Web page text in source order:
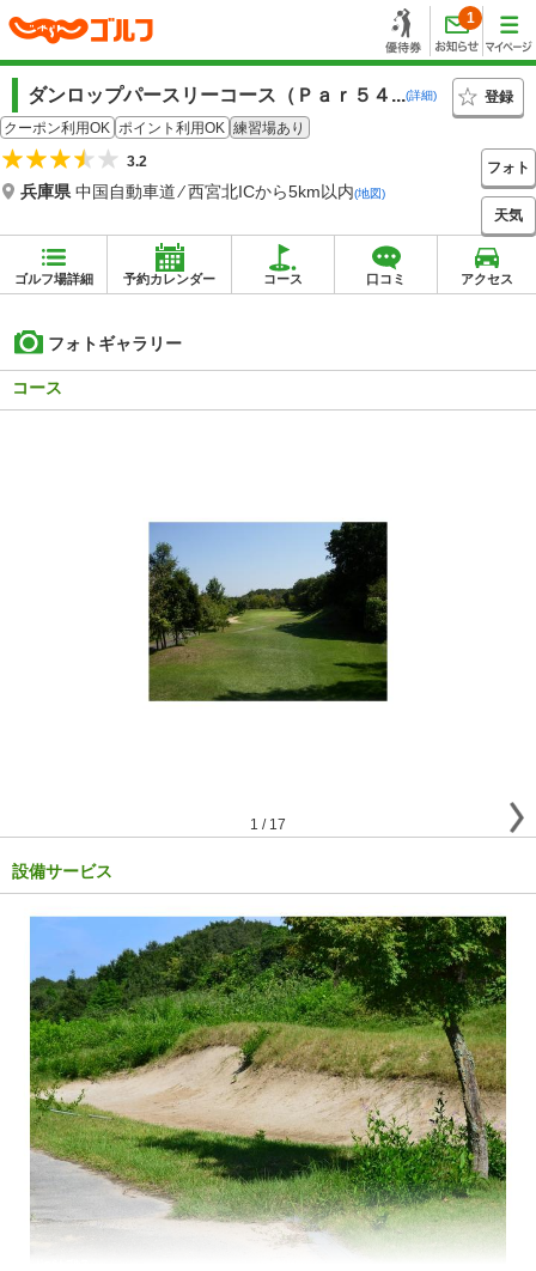
1
ダンロップパースリーコース（Ｐａｒ５４...(詳細)
登録
クーポン利用OK ポイント利用OK 練習場あり
3.2
兵庫県 中国自動車道 ⁄ 西宮北ICから5km以内(地図)
フォト
天気
ゴルフ場詳細 予約カレンダー コース 口コミ アクセス
フォトギャラリー
コース
1 / 17
設備サービス